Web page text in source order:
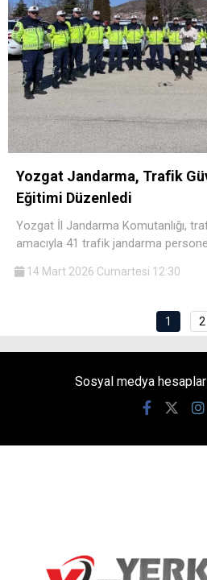
Yozgat Jandarma, Trafik
Eğitimi Düzenledi
Yozgat İl Jandarma Komutanlığı,
amacıyla 41 trafik jandarma
14 Mart 2026 Cumartesi 12:30
1 2
Sosyal medya